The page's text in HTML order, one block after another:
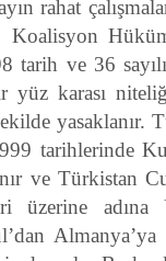
rahat
tarih ve 36
karası
yasaklanır.
tarihlerinde
ve Türkistan
üzerine